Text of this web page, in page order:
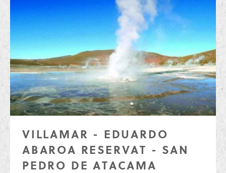
VILLAMAR - EDUARDO
ABAROA RESERVAT - SAN
PEDRO DE ATACAMA